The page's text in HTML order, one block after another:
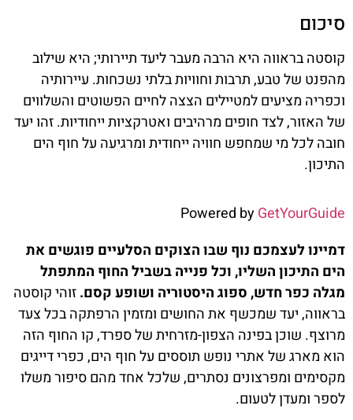
סיכום
קוסטה בראווה היא הרבה מעבר ליעד תיירותי; היא שילוב
מהפנט של טבע, תרבות וחוויות בלתי נשכחות. עיירותיה
וכפריה מציעים למטיילים הצצה לחיים הפשוטים והשלווים
של האזור, לצד חופים מרהיבים ואטרקציות ייחודיות. זהו יעד
חובה לכל מי שמחפש חוויה ייחודית ומרגיעה על חוף הים
התיכון.
Powered byGetYourGuide
דמיינו לעצמכם נוף שבו הצוקים הסלעיים פוגשים את
הים התיכון השליו, וכל פנייה בשביל החוף המתפתל
מגלה כפר חדש, ספוג היסטוריה ושופע קסם.זוהי קוסטה
בראווה, יעד שמכשף את החושים ומזמין הרפתקה בכל צעד
מרוצף. שוכן בפינה הצפון-מזרחית של ספרד, קו החוף הזה
הוא מארג של אתרי נופש תוססים על חוף הים, כפרי דייגים
מקסימים ומפרצונים נסתרים, שלכל אחד מהם סיפור משלו
לספר ומעדן לטעום.